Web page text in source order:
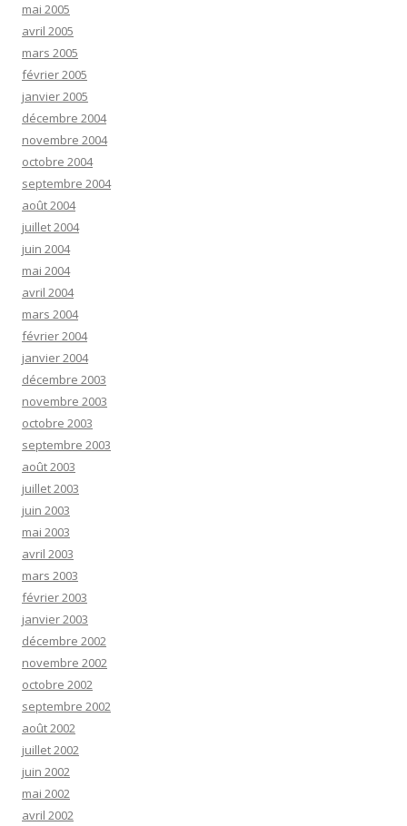
mai 2005
avril 2005
mars 2005
février 2005
janvier 2005
décembre 2004
novembre 2004
octobre 2004
septembre 2004
août 2004
juillet 2004
juin 2004
mai 2004
avril 2004
mars 2004
février 2004
janvier 2004
décembre 2003
novembre 2003
octobre 2003
septembre 2003
août 2003
juillet 2003
juin 2003
mai 2003
avril 2003
mars 2003
février 2003
janvier 2003
décembre 2002
novembre 2002
octobre 2002
septembre 2002
août 2002
juillet 2002
juin 2002
mai 2002
avril 2002